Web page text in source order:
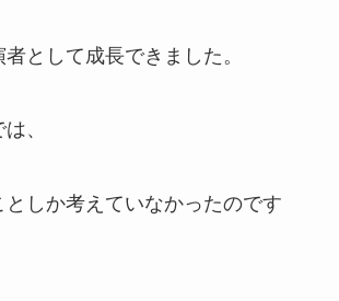
として成長できました。
、
しか考えていなかったのです